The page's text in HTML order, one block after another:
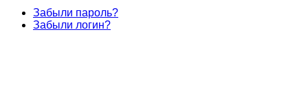
Забыли пароль?
Забыли логин?